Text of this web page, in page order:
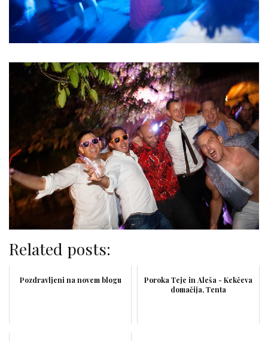
Related posts:
Pozdravljeni na novem blogu
Poroka Teje in Aleša - Kekčeva
domačija, Tenta